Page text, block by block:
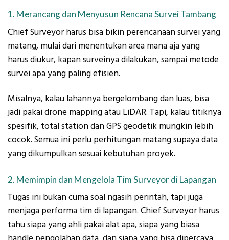
1. Merancang dan Menyusun Rencana Survei Tambang
Chief Surveyor harus bisa bikin perencanaan survei yang
matang, mulai dari menentukan area mana aja yang
harus diukur, kapan surveinya dilakukan, sampai metode
survei apa yang paling efisien.
Misalnya, kalau lahannya bergelombang dan luas, bisa
jadi pakai drone mapping atau LiDAR. Tapi, kalau titiknya
spesifik, total station dan GPS geodetik mungkin lebih
cocok. Semua ini perlu perhitungan matang supaya data
yang dikumpulkan sesuai kebutuhan proyek.
2. Memimpin dan Mengelola Tim Surveyor di Lapangan
Tugas ini bukan cuma soal ngasih perintah, tapi juga
menjaga performa tim di lapangan. Chief Surveyor harus
tahu siapa yang ahli pakai alat apa, siapa yang biasa